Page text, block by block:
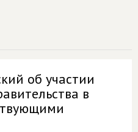
об участии
в